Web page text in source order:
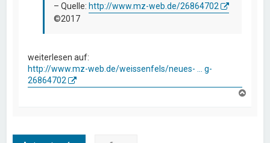
– Quelle: http://www.mz-web.de/26864702
©2017
weiterlesen auf:
http://www.mz-web.de/weissenfels/neues- ... g-
26864702